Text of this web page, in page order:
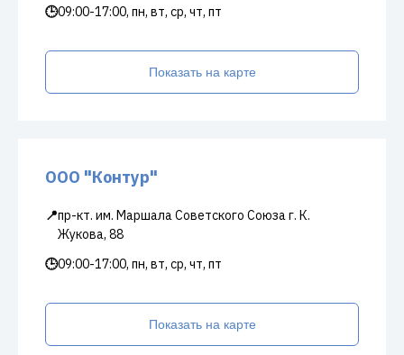
🕒09:00-17:00, пн, вт, ср, чт, пт
Показать на карте
ООО "Контур"
📍пр-кт. им. Маршала Советского Союза г. К.
Жукова, 88
🕒09:00-17:00, пн, вт, ср, чт, пт
Показать на карте